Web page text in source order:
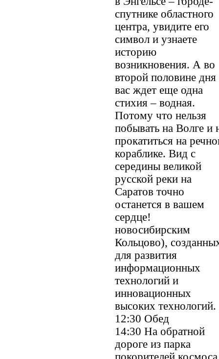
спутнике областного
центра, увидите его
символ и узнаете
историю
возникновения. А во
второй половине дня
вас ждет еще одна
стихия – водная.
Потому что нельзя
побывать на Волге и
прокатиться на
кораблике. Вид с
середины великой
русской реки на
Саратов точно
останется в вашем
сердце!
новосибирским
Кольцово),
для развития
информационных
технологий и
инновационных
высоких технологий.
12:30 Обед
14:30 На обратной
дороге из парка